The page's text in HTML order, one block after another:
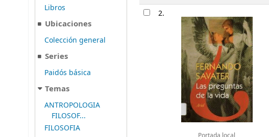
Libros
Ubicaciones
Colección general
Series
Paidós básica
Temas
ANTROPOLOGIA
FILOSOF...
FILOSOFIA
2.